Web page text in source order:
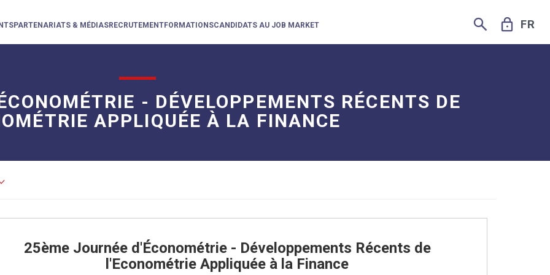
PARTENARIATS & MÉDIASRECRUTEMENTFORMATIONSCANDIDATS AU JOB MARKET SEARCH LOCK FR
- DÉVELOPPEMENTS RÉCENTS DE
APPLIQUÉE À LA FINANCE
25ème Journée d'Économétrie - Développements Récents de
l'Econométrie Appliquée à la Finance